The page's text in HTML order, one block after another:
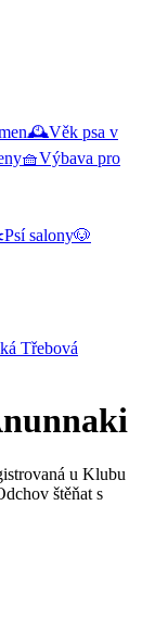
🕰️Věk psa v
🧺Výbava pro
Psí salony🐶
Třebová
u Klubu
štěňat s